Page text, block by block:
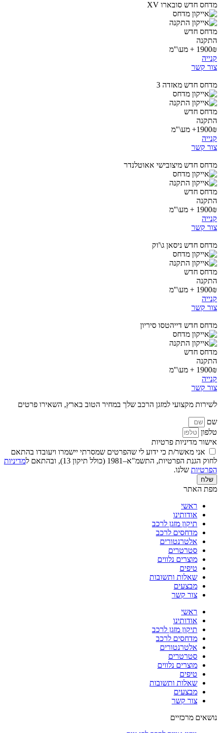
מדחס חדש סובארו XV
מדחס חדש
התקנה
1900₪ + מע\"מ
קנייה
צור קשר
מדחס חדש מאזדה 3
מדחס חדש
התקנה
1900₪+ מע\"מ
קנייה
צור קשר
מדחס חדש מיצובישי אאוטלנדר
מדחס חדש
התקנה
1900₪ + מע\"מ
קנייה
צור קשר
מדחס חדש ניסאן ג\'וק
מדחס חדש
התקנה
1900₪ + מע\"מ
קנייה
צור קשר
מדחס חדש דייהטסו סיריון
מדחס חדש
התקנה
1900₪ + מע\"מ
קנייה
צור קשר
לשירות מקצועי למזגן הרכב שלך במחיר הטוב בארץ, השאירו פרטים
שם
טלפון
אישור מדיניות פרטיות
אני מאשר/ת כי ידוע לי שהפרטים שמסרתי יישמרו ויעובדו בהתאם
לחוק הגנת הפרטיות, התשמ"א–1981 (כולל תיקון 13), ובהתאם ל
מדיניות
הפרטיות שלנו.
שלח
מפת האתר
ראשי
אודותינו
תיקון מזגן לרכב
מדחסים לרכב
אלטרנטורים
סטרטרים
מוצרים נלווים
טיפים
שאלות ותשובות
מבצעים
צור קשר
ראשי
אודותינו
תיקון מזגן לרכב
מדחסים לרכב
אלטרנטורים
סטרטרים
מוצרים נלווים
טיפים
שאלות ותשובות
מבצעים
צור קשר
נושאים מרכזיים